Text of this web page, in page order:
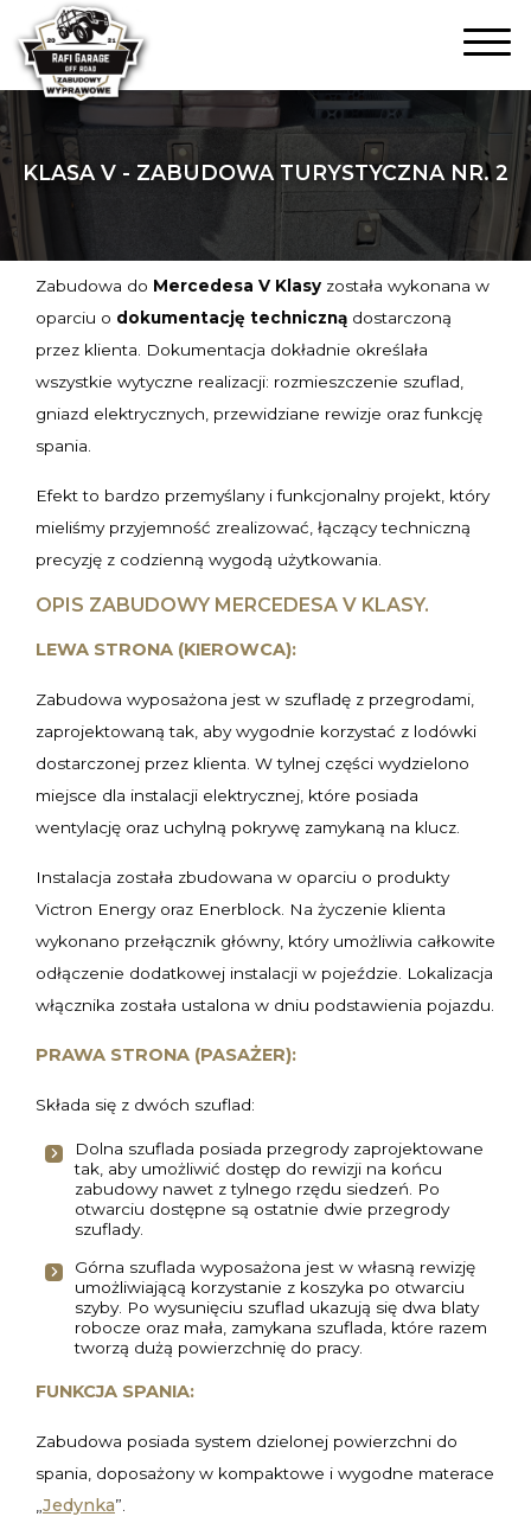
KLASA V - ZABUDOWA TURYSTYCZNA NR. 2
Zabudowa do Mercedesa V Klasy została wykonana w
oparciu o dokumentację techniczną dostarczoną
przez klienta. Dokumentacja dokładnie określała
wszystkie wytyczne realizacji: rozmieszczenie szuflad,
gniazd elektrycznych, przewidziane rewizje oraz funkcję
spania.
Efekt to bardzo przemyślany i funkcjonalny projekt, który
mieliśmy przyjemność zrealizować, łączący techniczną
precyzję z codzienną wygodą użytkowania.
OPIS ZABUDOWY MERCEDESA V KLASY.
LEWA STRONA (KIEROWCA):
Zabudowa wyposażona jest w szufladę z przegrodami,
zaprojektowaną tak, aby wygodnie korzystać z lodówki
dostarczonej przez klienta. W tylnej części wydzielono
miejsce dla instalacji elektrycznej, które posiada
wentylację oraz uchylną pokrywę zamykaną na klucz.
Instalacja została zbudowana w oparciu o produkty
Victron Energy oraz Enerblock. Na życzenie klienta
wykonano przełącznik główny, który umożliwia całkowite
odłączenie dodatkowej instalacji w pojeździe. Lokalizacja
włącznika została ustalona w dniu podstawienia pojazdu.
PRAWA STRONA (PASAŻER):
Składa się z dwóch szuflad:
Dolna szuflada posiada przegrody zaprojektowane
tak, aby umożliwić dostęp do rewizji na końcu
zabudowy nawet z tylnego rzędu siedzeń. Po
otwarciu dostępne są ostatnie dwie przegrody
szuflady.
Górna szuflada wyposażona jest w własną rewizję
umożliwiającą korzystanie z koszyka po otwarciu
szyby. Po wysunięciu szuflad ukazują się dwa blaty
robocze oraz mała, zamykana szuflada, które razem
tworzą dużą powierzchnię do pracy.
FUNKCJA SPANIA:
Zabudowa posiada system dzielonej powierzchni do
spania, doposażony w kompaktowe i wygodne materace
Jedynka”.